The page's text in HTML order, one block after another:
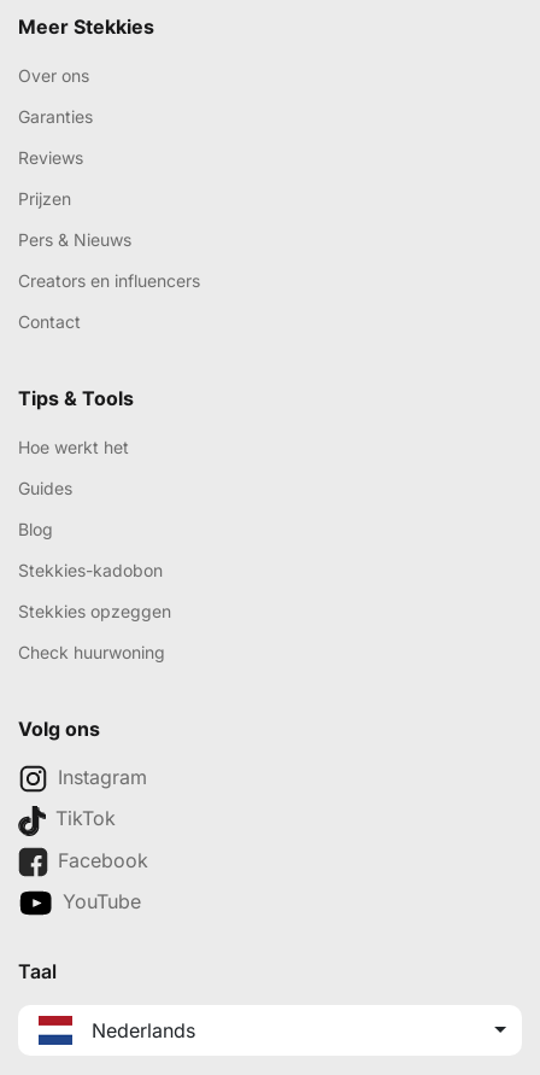
Meer Stekkies
Over ons
Garanties
Reviews
Prijzen
Pers & Nieuws
Creators en influencers
Contact
Tips & Tools
Hoe werkt het
Guides
Blog
Stekkies-kadobon
Stekkies opzeggen
Check huurwoning
Volg ons
Instagram
TikTok
Facebook
YouTube
Taal
Nederlands